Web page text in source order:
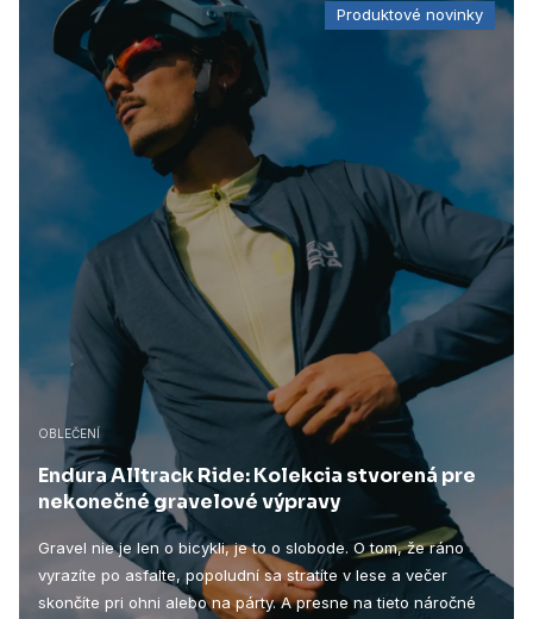
Produktové novinky
OBLEČENÍ
Endura Alltrack Ride: Kolekcia stvorená pre
nekonečné gravelové výpravy
Gravel nie je len o bicykli, je to o slobode. O tom, že ráno
vyrazíte po asfalte, popoludní sa stratíte v lese a večer
skončíte pri ohni alebo na párty. A presne na tieto náročné